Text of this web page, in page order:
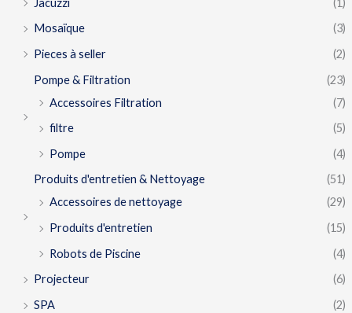
Mosaïque
(3)
Pieces à seller
(2)
Pompe & Filtration
(23)
Accessoires Filtration
(7)
filtre
(5)
Pompe
(4)
Produits d'entretien & Nettoyage
(51)
Accessoires de nettoyage
(29)
Produits d'entretien
(15)
Robots de Piscine
(4)
Projecteur
(6)
SPA
(2)